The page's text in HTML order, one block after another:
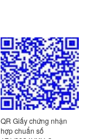
QR Giấy chứng nhận
hợp chuẩn số